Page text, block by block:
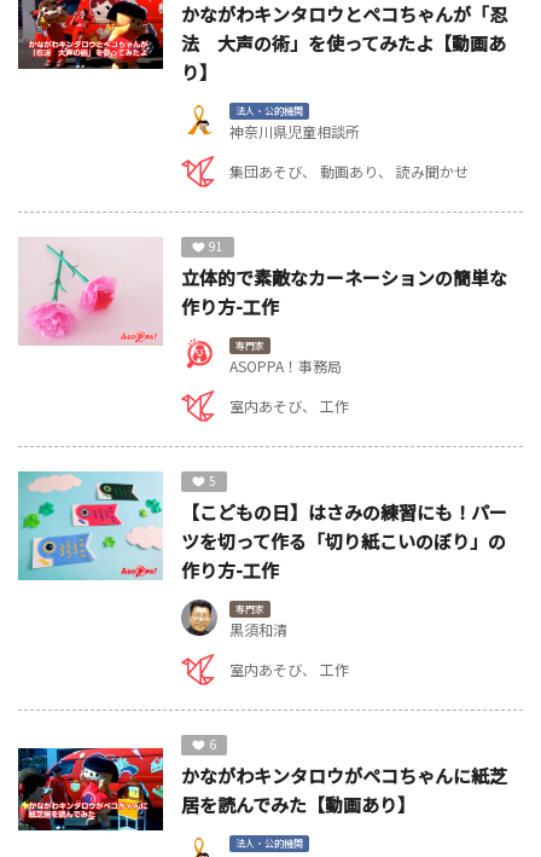
かながわキンタロウとペコちゃんが「忍
法 大声の術」を使ってみたよ【動画あ
り】
法人・公的機関
神奈川県児童相談所
集団あそび
動画あり 読み聞かせ
91
立体的で素敵なカーネーションの簡単な
作り方-工作
専門家
ASOPPA！事務局
室内あそび
工作
5
【こどもの日】はさみの練習にも！パー
ツを切って作る「切り紙こいのぼり」の
作り方-工作
専門家
黒須和清
室内あそび
工作
6
かながわキンタロウがペコちゃんに紙芝
居を読んでみた【動画あり】
法人・公的機関